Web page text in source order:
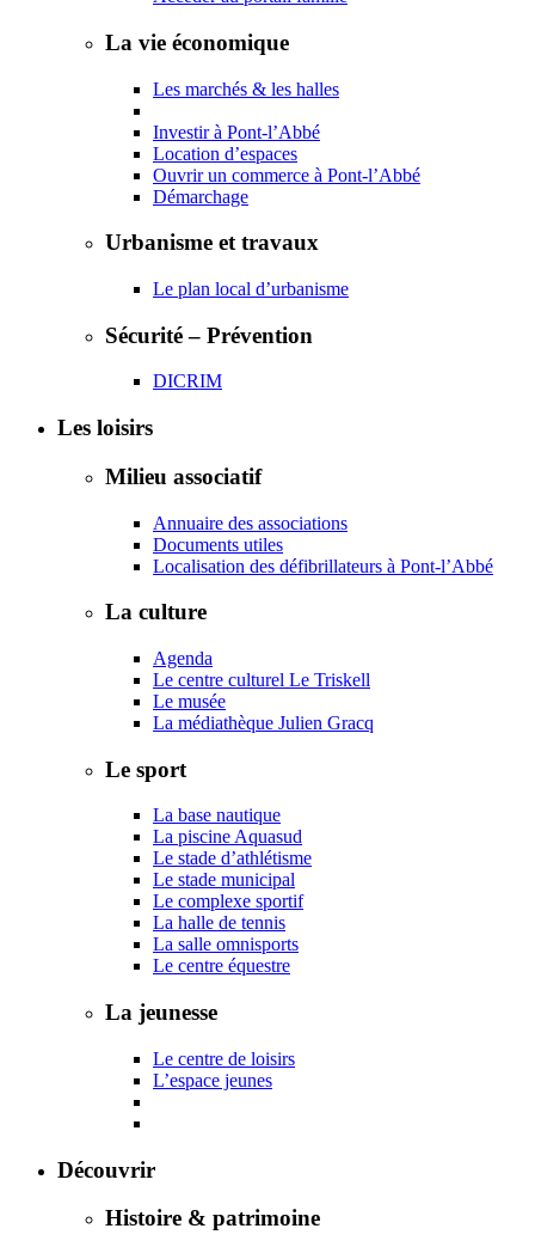
La vie économique
Les marchés & les halles
Investir à Pont-l’Abbé
Location d’espaces
Ouvrir un commerce à Pont-l’Abbé
Démarchage
Urbanisme et travaux
Le plan local d’urbanisme
Sécurité – Prévention
DICRIM
Les loisirs
Milieu associatif
Annuaire des associations
Documents utiles
Localisation des défibrillateurs à Pont-l’Abbé
La culture
Agenda
Le centre culturel Le Triskell
Le musée
La médiathèque Julien Gracq
Le sport
La base nautique
La piscine Aquasud
Le stade d’athlétisme
Le stade municipal
Le complexe sportif
La halle de tennis
La salle omnisports
Le centre équestre
La jeunesse
Le centre de loisirs
L’espace jeunes
Découvrir
Histoire & patrimoine